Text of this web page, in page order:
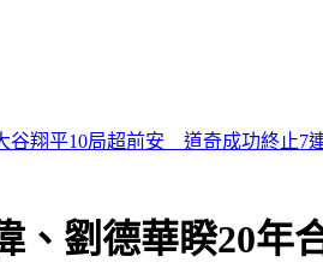
！驗證近岸打擊、反制共軍登陸
、劉德華睽20